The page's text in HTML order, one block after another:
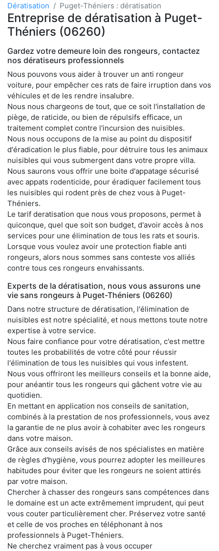
Dératisation Puget-Théniers : dératisation
Entreprise de dératisation à Puget-
Théniers (06260)
Gardez votre demeure loin des rongeurs, contactez
nos dératiseurs professionnels
Nous pouvons vous aider à trouver un anti rongeur
voiture, pour empêcher ces rats de faire irruption dans vos
véhicules et de les rendre insalubre.
Nous nous chargeons de tout, que ce soit l'installation de
piège, de raticide, ou bien de répulsifs efficace, un
traitement complet contre l'incursion des nuisibles.
Nous nous occupons de la mise au point du dispositif
d'éradication le plus fiable, pour détruire tous les animaux
nuisibles qui vous submergent dans votre propre villa.
Nous saurons vous offrir une boite d'appatage sécurisé
avec appats rodenticide, pour éradiquer facilement tous
les nuisibles qui rodent près de chez vous à Puget-
Théniers.
Le tarif deratisation que nous vous proposons, permet à
quiconque, quel que soit son budget, d'avoir accès à nos
services pour une élimination de tous les rats et souris.
Lorsque vous voulez avoir une protection fiable anti
rongeurs, alors nous sommes sans conteste vos alliés
contre tous ces rongeurs envahissants.
Experts de la dératisation, nous vous assurons une
vie sans rongeurs à Puget-Théniers (06260)
Dans notre structure de dératisation, l'élimination de
nuisibles est notre spécialité, et nous mettons toute notre
expertise à votre service.
Nous faire confiance pour votre dératisation, c'est mettre
toutes les probabilités de votre côté pour réussir
l'élimination de tous les nuisibles qui vous infestent.
Nous vous offriront les meilleurs conseils et la bonne aide,
pour anéantir tous les rongeurs qui gâchent votre vie au
quotidien.
En mettant en application nos conseils de sanitation,
combinés à la prestation de nos professionnels, vous avez
la garantie de ne plus avoir à cohabiter avec les rongeurs
dans votre maison.
Grâce aux conseils avisés de nos spécialistes en matière
de règles d'hygiène, vous pourrez adopter les meilleures
habitudes pour éviter que les rongeurs ne soient attirés
par votre maison.
Chercher à chasser des rongeurs sans compétences dans
le domaine est un acte extrêmement imprudent, qui peut
vous couter particulièrement cher. Préservez votre santé
et celle de vos proches en téléphonant à nos
professionnels à Puget-Théniers.
Ne cherchez vraiment pas à vous occuper